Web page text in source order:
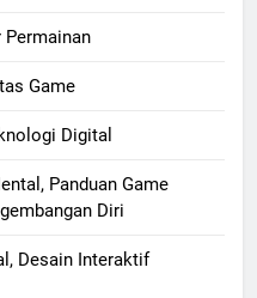
Permainan
Game
Digital
Panduan Game
Diri
Desain Interaktif